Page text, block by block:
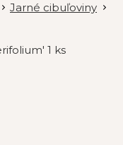
Jarné cibuľoviny
1 ks